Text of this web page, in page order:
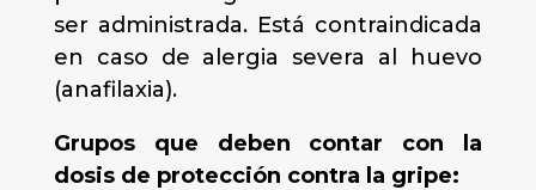
ser administrada. Está contraindicada
en caso de alergia severa al huevo
(anafilaxia).
Grupos que deben contar con la
dosis de protección contra la gripe: